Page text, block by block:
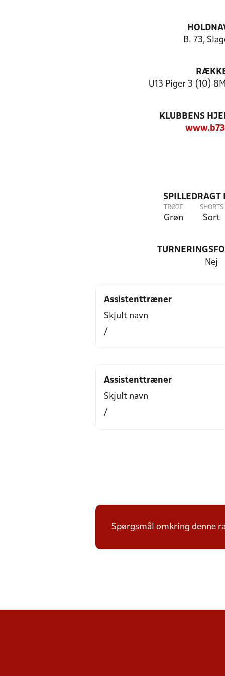
B. 73,
U13 Piger 3 (10)
KLUBBENS
SPILLEDRAGT
TRØJE
Grøn
SHORTS
Sort
Nej
Assistenttræner
Skjult navn
/
Assistenttræner
Skjult navn
/
Spørgsmål omkring denne